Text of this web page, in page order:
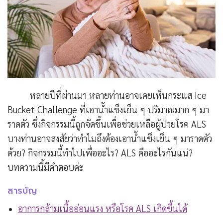
หลายปีที่ผ่านมา หลายท่านอาจเคยเห็นกระแส Ice
Bucket Challenge ที่เอาน้ำแข็งเย็น ๆ ปริมาณมาก ๆ มา
ราดตัว ซึ่งกิจกรรมนี้ถูกจัดขึ้นเพื่อช่วยเหลือผู้ป่วยโรค ALS
บางท่านอาจสงสัยว่าทำไมถึงต้องเอาน้ำแข็งเย็น ๆ มาราดตัว
ด้วย? กิจกรรมนี้ทำไปเพื่ออะไร? ALS คืออะไรกันแน่?
บทความนี้มีคำตอบค่ะ
สารบัญ
อาการกล้ามเนื้ออ่อนแรง หรือโรค ALS เกิดขึ้นได้